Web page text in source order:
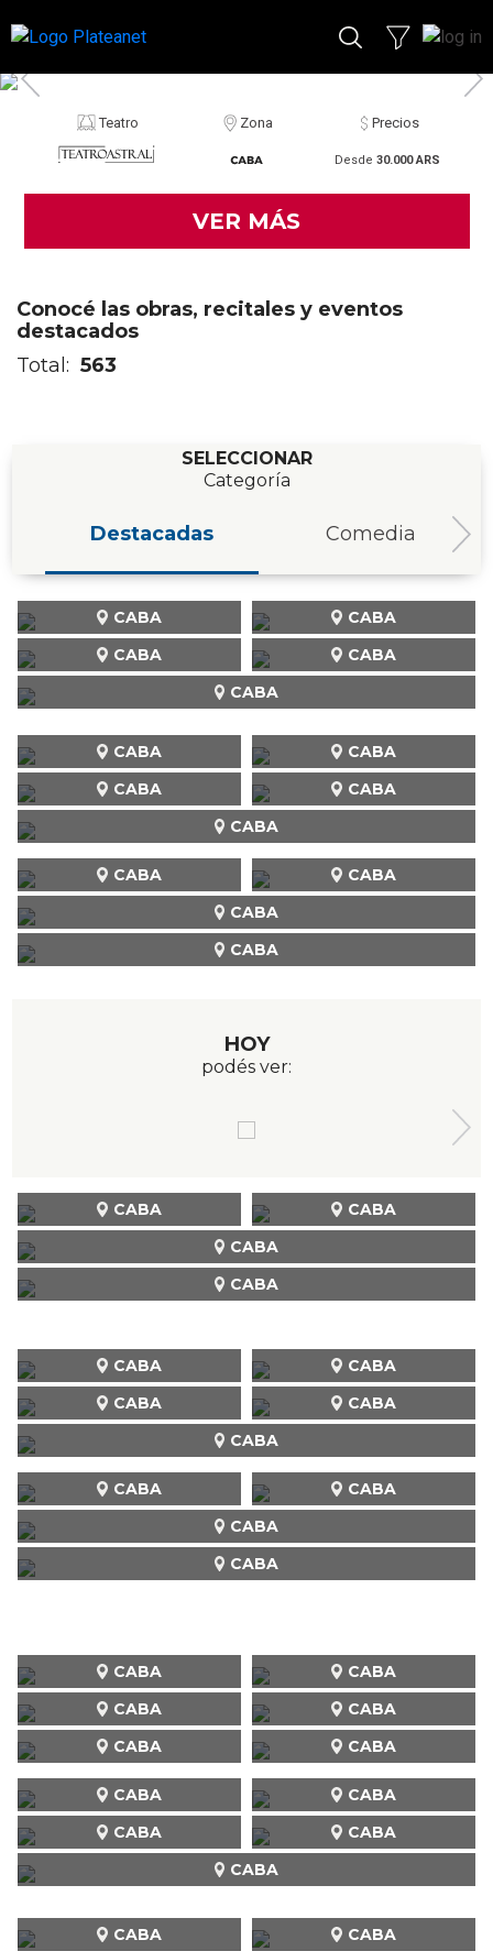
Teatro Zona Precios
Desde 30.000 ARS
VER MÁS
Conocé las obras, recitales y eventos
destacados
Total: 563
SELECCIONAR
Categoría
Destacadas Comedia
CABA
CABA
CABA
CABA
CABA
CABA CABA
CABA
CABA CABA
CABA
CABA CABA
CABA
HOY
podés ver:
CABA
CABA CABA
CABA
CABA CABA
CABA
CABA CABA
CABA
CABA CABA
CABA
CABA
CABA
CABA
CABA
CABA
CABA
CABA CABA
CABA
CABA CABA
CABA CABA